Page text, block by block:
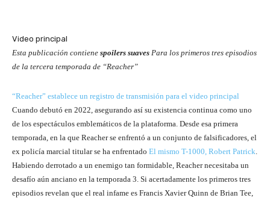
Video principal
Esta publicación contiene spoilers suaves Para los primeros tres episodios
de la tercera temporada de “Reacher”
“Reacher” establece un registro de transmisión para el video principal
Cuando debutó en 2022, asegurando así su existencia continua como uno
de los espectáculos emblemáticos de la plataforma. Desde esa primera
temporada, en la que Reacher se enfrentó a un conjunto de falsificadores, el
ex policía marcial titular se ha enfrentado El mismo T-1000, Robert Patrick
Habiendo derrotado a un enemigo tan formidable, Reacher necesitaba un
desafío aún anciano en la temporada 3. Si acertadamente los primeros tres
episodios revelan que el real infame es Francis Xavier Quinn de Brian Tee,